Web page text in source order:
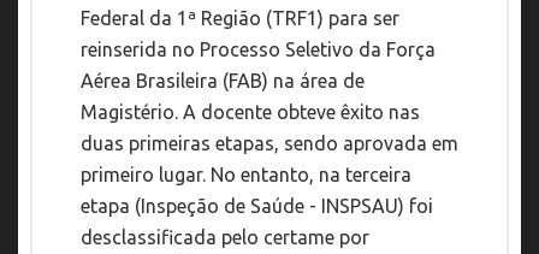
Federal da 1ª Região (TRF1) para ser
reinserida no Processo Seletivo da Força
Aérea Brasileira (FAB) na área de
Magistério. A docente obteve êxito nas
duas primeiras etapas, sendo aprovada em
primeiro lugar. No entanto, na terceira
etapa (Inspeção de Saúde - INSPSAU) foi
desclassificada pelo certame por